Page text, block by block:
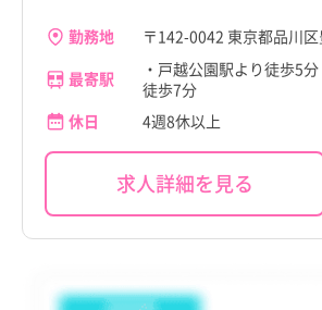
鹿児島県
瑞穂町
日の出町
檜原村
大島町
新島村
勤務地
〒142-0042 東京都品川
最寄駅
・戸越公園駅より徒歩5
徒歩7分
休日
4週8休以上
求人詳細を見る
鹿児島県
瑞穂町
日の出町
檜原村
大島町
新島村